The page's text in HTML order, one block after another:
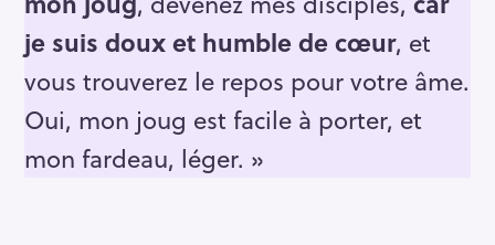
je suis doux et humble de cœur, et
vous trouverez le repos pour votre âme.
Oui, mon joug est facile à porter, et
mon fardeau, léger. »